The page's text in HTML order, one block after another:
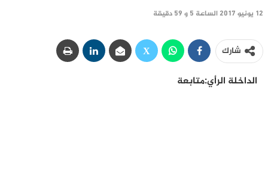
12 يونيو 2017 الساعة 5 و 59 دقيقة
شارك
الداخلة الرأي:متابعة